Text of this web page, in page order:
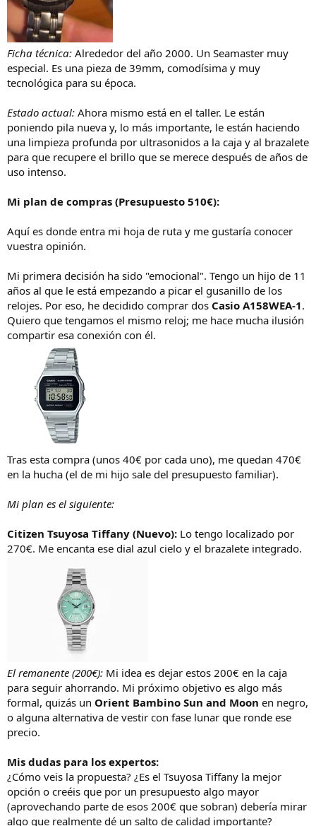
Ficha técnica: Alrededor del año 2000. Un Seamaster muy
especial. Es una pieza de 39mm, comodísima y muy
tecnológica para su época.
Estado actual: Ahora mismo está en el taller. Le están
poniendo pila nueva y, lo más importante, le están haciendo
una limpieza profunda por ultrasonidos a la caja y al brazalete
para que recupere el brillo que se merece después de años de
uso intenso.
Mi plan de compras (Presupuesto 510€):
Aquí es donde entra mi hoja de ruta y me gustaría conocer
vuestra opinión.
Mi primera decisión ha sido "emocional". Tengo un hijo de 11
años al que le está empezando a picar el gusanillo de los
relojes. Por eso, he decidido comprar dos Casio A158WEA-1.
Quiero que tengamos el mismo reloj; me hace mucha ilusión
compartir esa conexión con él.
Tras esta compra (unos 40€ por cada uno), me quedan 470€
en la hucha (el de mi hijo sale del presupuesto familiar).
Mi plan es el siguiente:
Citizen Tsuyosa Tiffany (Nuevo): Lo tengo localizado por
270€. Me encanta ese dial azul cielo y el brazalete integrado.
El remanente (200€): Mi idea es dejar estos 200€ en la caja
para seguir ahorrando. Mi próximo objetivo es algo más
formal, quizás un Orient Bambino Sun and Moon en negro,
o alguna alternativa de vestir con fase lunar que ronde ese
precio.
Mis dudas para los expertos:
¿Cómo veis la propuesta? ¿Es el Tsuyosa Tiffany la mejor
opción o creéis que por un presupuesto algo mayor
(aprovechando parte de esos 200€ que sobran) debería mirar
algo que realmente dé un salto de calidad importante?